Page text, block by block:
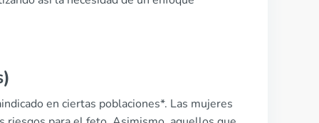
en ciertas poblaciones*. Las mujeres